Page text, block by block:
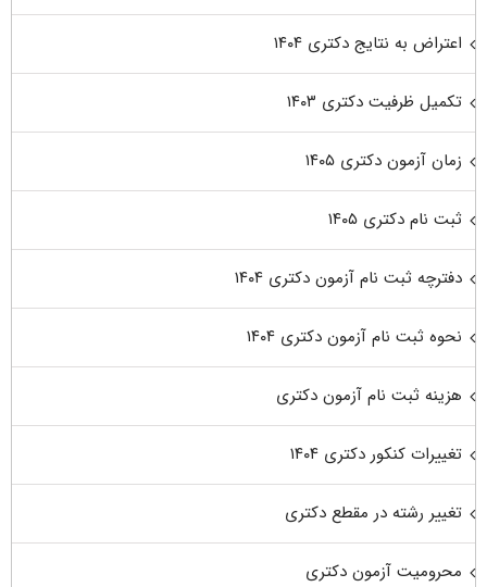
اعتراض به نتایج دکتری ۱۴۰۴
تکمیل ظرفیت دکتری ۱۴۰۳
زمان آزمون دکتری ۱۴۰۵
ثبت نام دکتری ۱۴۰۵
دفترچه ثبت نام آزمون دکتری ۱۴۰۴
نحوه ثبت نام آزمون دکتری ۱۴۰۴
هزینه ثبت نام آزمون دکتری
تغییرات کنکور دکتری ۱۴۰۴
تغییر رشته در مقطع دکتری
محرومیت آزمون دکتری